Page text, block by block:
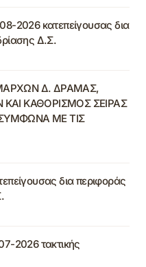
2026 κατεπείγουσας δια
Δ.Σ.
Δ. ΔΡΑΜΑΣ,
ΚΑΘΟΡΙΣΜΟΣ ΣΕΙΡΑΣ
ΜΕ ΤΙΣ
δια περιφοράς
2026 τακτικής